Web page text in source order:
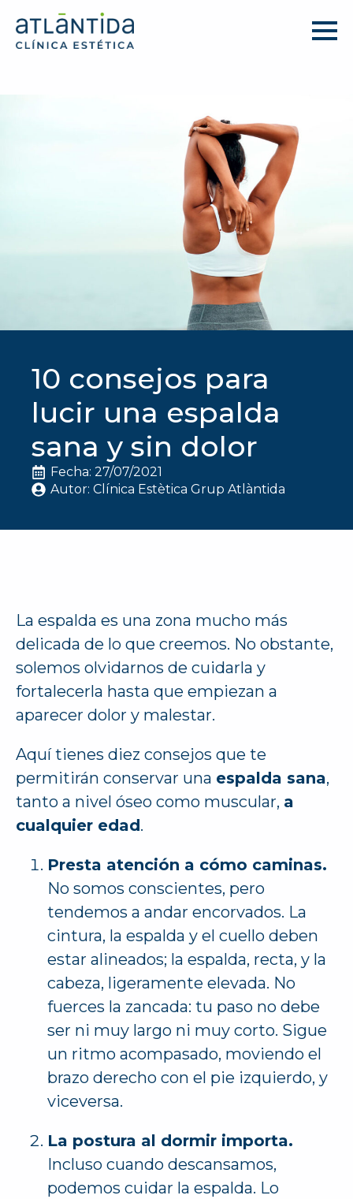
10 consejos para
lucir una espalda
sana y sin dolor
Fecha: 27/07/2021
Autor: Clínica Estètica Grup Atlàntida
La espalda es una zona mucho más
delicada de lo que creemos. No obstante,
solemos olvidarnos de cuidarla y
fortalecerla hasta que empiezan a
aparecer dolor y malestar.
Aquí tienes diez consejos que te
permitirán conservar una espalda sana,
tanto a nivel óseo como muscular, a
cualquier edad.
Presta atención a cómo caminas.
No somos conscientes, pero
tendemos a andar encorvados. La
cintura, la espalda y el cuello deben
estar alineados; la espalda, recta, y la
cabeza, ligeramente elevada. No
fuerces la zancada: tu paso no debe
ser ni muy largo ni muy corto. Sigue
un ritmo acompasado, moviendo el
brazo derecho con el pie izquierdo, y
viceversa.
La postura al dormir importa.
Incluso cuando descansamos,
podemos cuidar la espalda. Lo